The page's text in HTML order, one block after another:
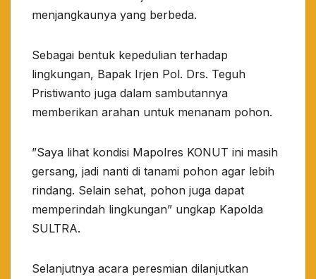
menjangkaunya yang berbeda.
Sebagai bentuk kepedulian terhadap
lingkungan, Bapak Irjen Pol. Drs. Teguh
Pristiwanto juga dalam sambutannya
memberikan arahan untuk menanam pohon.
”Saya lihat kondisi Mapolres KONUT ini masih
gersang, jadi nanti di tanami pohon agar lebih
rindang. Selain sehat, pohon juga dapat
memperindah lingkungan” ungkap Kapolda
SULTRA.
Selanjutnya acara peresmian dilanjutkan